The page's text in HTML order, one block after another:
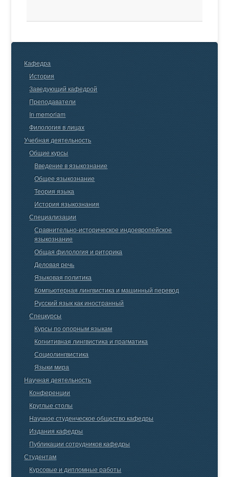
Кафедра
История
Заведующий кафедрой
Преподаватели
In memoriam
Филология в лицах
Учебная деятельность
Общие курсы
Введение в языкознание
Общее языкознание
Теория языка
История языкознания
Специализации
Сравнительно-историческое индоевропейское
языкознание
Общая филология и риторика
Деловая речь
Языковая политика
Компьютерная лингвистика и машинный перевод
Русский язык как иностранный
Спецкурсы
Курсы по опорным языкам
Когнитивная лингвистика и прагматика
Социолингвистика
Языки мира
Научная деятельность
Конференции
Круглые столы
Научное студенческое общество кафедры
Издания кафедры
Публикации сотрудников кафедры
Студентам
Курсовые и дипломные работы